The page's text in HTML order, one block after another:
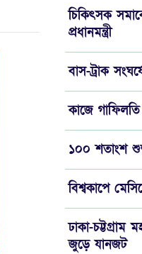
চিকিৎসক
প্রধানমন্ত্রী
বাস-ট্রাক
কাজে
১০০ শতাংশ
বিশ্বকাপে
ঢাকা-চট্টগ্রাম
‍জুড়ে যানজট